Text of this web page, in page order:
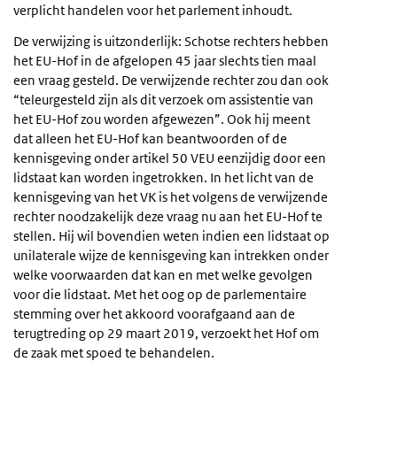
verplicht handelen voor het parlement inhoudt.
De verwijzing is uitzonderlijk: Schotse rechters hebben
het EU-Hof in de afgelopen 45 jaar slechts tien maal
een vraag gesteld. De verwijzende rechter zou dan ook
“teleurgesteld zijn als dit verzoek om assistentie van
het EU-Hof zou worden afgewezen”. Ook hij meent
dat alleen het EU-Hof kan beantwoorden of de
kennisgeving onder artikel 50 VEU eenzijdig door een
lidstaat kan worden ingetrokken. In het licht van de
kennisgeving van het VK is het volgens de verwijzende
rechter noodzakelijk deze vraag nu aan het EU-Hof te
stellen. Hij wil bovendien weten indien een lidstaat op
unilaterale wijze de kennisgeving kan intrekken onder
welke voorwaarden dat kan en met welke gevolgen
voor die lidstaat. Met het oog op de parlementaire
stemming over het akkoord voorafgaand aan de
terugtreding op 29 maart 2019, verzoekt het Hof om
de zaak met spoed te behandelen.